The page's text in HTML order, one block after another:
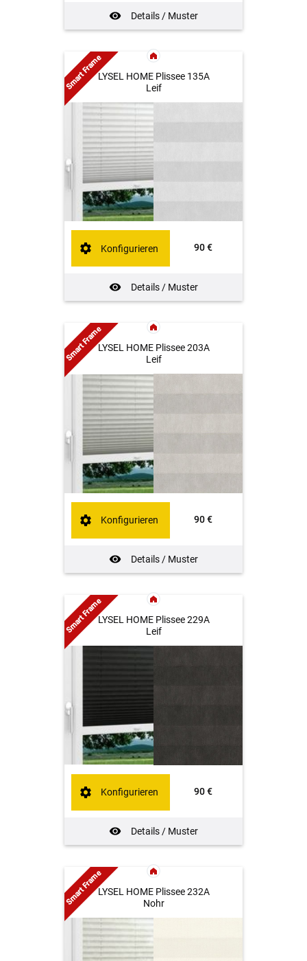
Details / Muster
LYSEL HOME Plissee 135A
Leif
90 €
Details / Muster
Konfigurieren
Smart Frame
LYSEL HOME Plissee 203A
Leif
90 €
Details / Muster
Konfigurieren
Smart Frame
LYSEL HOME Plissee 229A
Leif
90 €
Details / Muster
Konfigurieren
Smart Frame
LYSEL HOME Plissee 232A
Nohr
Smart Frame